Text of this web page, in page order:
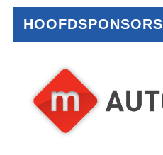
HOOFDSPONSORS